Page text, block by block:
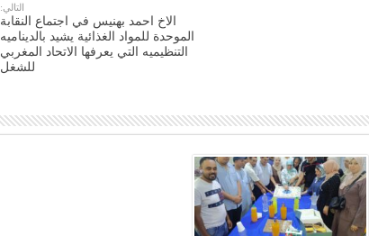
التالي:
الاخ احمد بهنيس في اجتماع النقابة
الموحدة للمواد الغذائية يشيد بالديناميه
التنظيميه التي يعرفها الاتحاد المغربي
للشغل